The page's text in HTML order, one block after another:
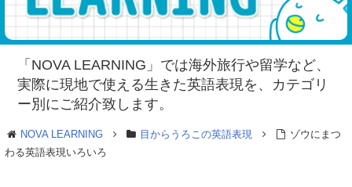
「NOVA LEARNING」では海外旅行や留学など、
実際に現地で使える生きた英語表現を、 カテゴリ
ー別にご紹介致します。
NOVA LEARNING 目からうろこの英語表現
ゾウにまつ
わる英語表現いろいろ